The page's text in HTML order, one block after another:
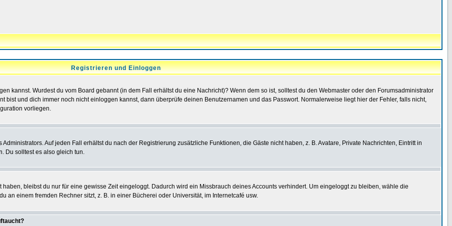
Registrieren und Einloggen
kannst. Wurdest du vom Board gebannt (in dem Fall erhältst du eine Nachricht)? Wenn dem so ist, solltest du den Webmaster oder den Forumsadministrator
bist und dich immer noch nicht einloggen kannst, dann überprüfe deinen Benutzernamen und das Passwort. Normalerweise liegt hier der Fehler, falls nicht,
vorliegen.
Auf jeden Fall erhältst du nach der Registrierung zusätzliche Funktionen, die Gäste nicht haben, z. B. Avatare, Private Nachrichten, Eintritt in
Du solltest es also gleich tun.
haben, bleibst du nur für eine gewisse Zeit eingeloggt. Dadurch wird ein Missbrauch deines Accounts verhindert. Um eingeloggt zu bleiben, wähle die
an einem fremden Rechner sitzt, z. B. in einer Bücherei oder Universität, im Internetcafé usw.